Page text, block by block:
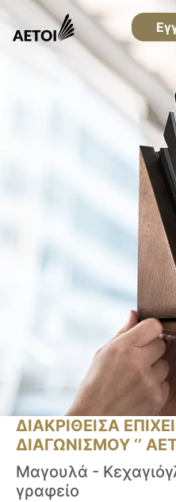
ΔΙΑΚΡΙΘΕΙΣΑ
ΔΙΑΓΩΝΙΣΜΟΥ ‘’
Μαγουλά -
γραφείο